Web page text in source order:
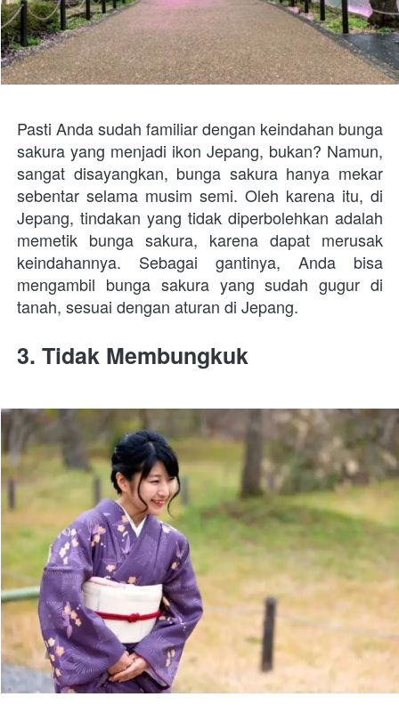
Pasti Anda sudah familiar dengan keindahan bunga
sakura yang menjadi ikon Jepang, bukan? Namun,
sangat disayangkan, bunga sakura hanya mekar
sebentar selama musim semi. Oleh karena itu, di
Jepang, tindakan yang tidak diperbolehkan adalah
memetik bunga sakura, karena dapat merusak
keindahannya. Sebagai gantinya, Anda bisa
mengambil bunga sakura yang sudah gugur di
tanah, sesuai dengan aturan di Jepang.
3. Tidak Membungkuk